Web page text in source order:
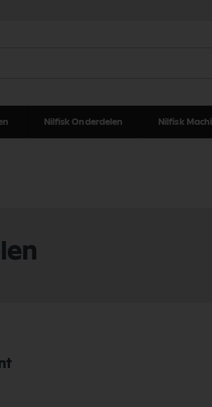
Nilfisk Onderdelen Nilfisk